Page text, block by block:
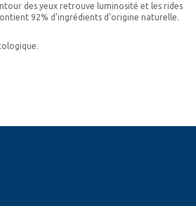
des yeux retrouve luminosité et les rides
92% d'ingrédients d'origine naturelle.